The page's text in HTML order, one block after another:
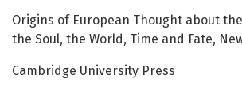
Origins of European Thought about
the Soul, the World, Time and Fate,
Cambridge University Press